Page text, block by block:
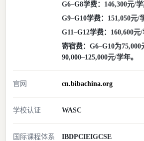
G6–G8学费：146,300元/
G9–G10学费：151,050元/
G11–G12学费：160,600
寄宿费：G6–G10为75,000
90,000–125,000元/学年。
官网 cn.bibachina.org
学校认证 WASC
国际课程体系 IBDPCIEIGCSE